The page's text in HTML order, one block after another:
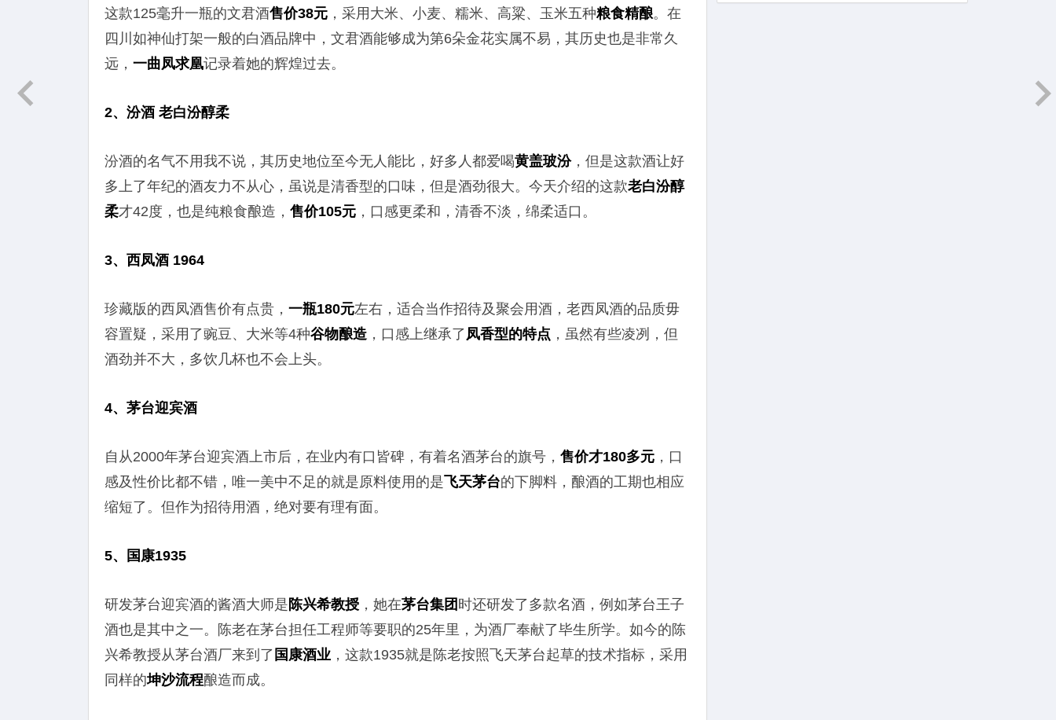
这款125毫升一瓶的文君酒售价38元 ，采用大米、小麦、糯米、高粱、玉米五种粮食精酿。在
四川如神仙打架一般的白酒品牌中，文君酒能够成为第6朵金花实属不易，其历史也是非常久
远， 一曲凤求凰记录着她的辉煌过去。
2、汾酒 老白汾醇柔
汾酒的名气不用我不说，其历史地位至今无人能比，好多人都爱喝黄盖玻汾，但是这款酒让好
多上了年纪的酒友力不从心，虽说是清香型的口味，但是酒劲很大。今天介绍的这款老白汾醇
柔才42度，也是纯粮食酿造， 售价105元 ，口感更柔和，清香不淡，绵柔适口。
3、西凤酒 1964
珍藏版的西凤酒售价有点贵， 一瓶180元左右，适合当作招待及聚会用酒，老西凤酒的品质毋
容置疑，采用了豌豆、大米等4种谷物酿造 ，口感上继承了凤香型的特点 ，虽然有些凌冽，但
酒劲并不大，多饮几杯也不会上头。
4、茅台迎宾酒
自从2000年茅台迎宾酒上市后，在业内有口皆碑，有着名酒茅台的旗号， 售价才180多元 ，口
感及性价比都不错，唯一美中不足的就是原料使用的是 飞天茅台的下脚料，酿酒的工期也相应
缩短了。但作为招待用酒，绝对要有理有面。
5、国康1935
研发茅台迎宾酒的酱酒大师是 陈兴希教授 ，她在茅台集团 时还研发了多款名酒，例如茅台王子
酒也是其中之一。陈老在茅台担任工程师等要职的25年里，为酒厂奉献了毕生所学。如今的陈
兴希教授从茅台酒厂来到了 国康酒业 ，这款1935就是陈老按照飞天茅台起草的技术指标，采用
同样的坤沙流程酿造而成。